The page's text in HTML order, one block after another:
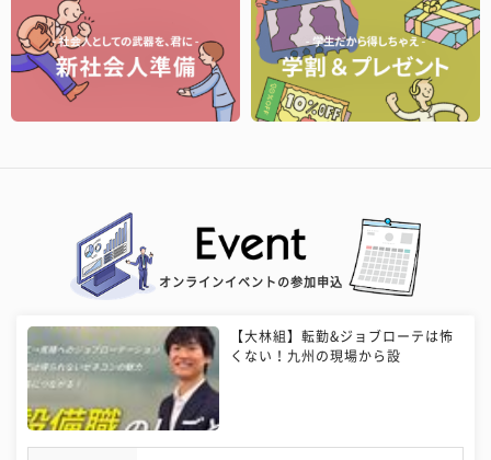
オンラインイベントの参加申込
【大林組】転勤&ジョブローテは怖
くない！九州の現場から設